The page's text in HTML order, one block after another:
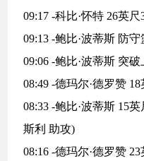
09:17 -科比·怀特 26英
09:13 -鲍比·波蒂斯 防守
09:06 -鲍比·波蒂斯 突
08:49 -德玛尔·德罗赞
08:33 -鲍比·波蒂斯 15
斯利 助攻)
08:16 -德玛尔·德罗赞